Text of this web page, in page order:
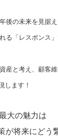
後の未来を見据
る「レスポンス
産と考え、顧客
します！
大の魅力は
が将来にどう